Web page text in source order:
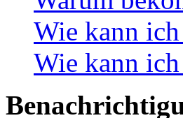
Wie kann
Wie kann